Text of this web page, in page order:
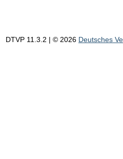
DTVP 11.3.2 | © 2026 Deutsches